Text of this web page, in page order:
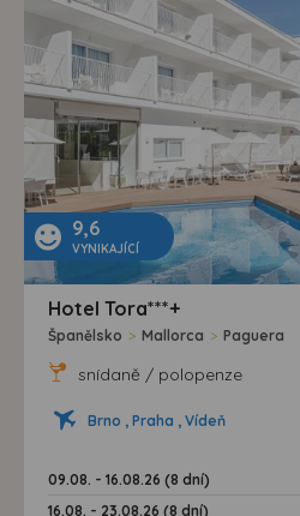
9,6
VYNIKAJÍCÍ
Hotel Tora***+
Španělsko > Mallorca > Paguera
snídaně / polopenze
Brno , Praha , Vídeň
09.08. - 16.08.26 (8 dní)
16.08. - 23.08.26 (8 dní)